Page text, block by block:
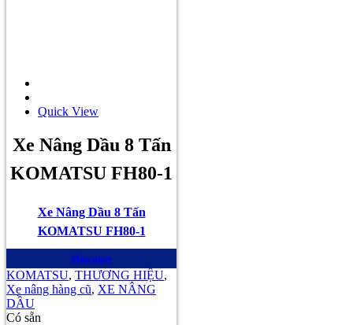
Quick View
Xe Nâng Dầu 8 Tấn
KOMATSU FH80-1
Xe Nâng Dầu 8 Tấn
KOMATSU FH80-1
Mua ngay
KOMATSU, THƯƠNG HIỆU,
Xe nâng hàng cũ, XE NÂNG
DẦU
Có sẵn